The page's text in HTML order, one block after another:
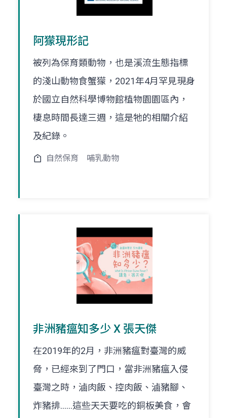
阿獴現形記
被列為保育類動物，也是溪流生態指標
的淺山動物食蟹獴，2021年4月罕見現身
於國立自然科學博物館植物園園區內，
棲息時間長達三週，這是牠的相關介紹
及紀錄。
自然保育 哺乳動物
非洲豬瘟知多少 X 張天傑
在2019年的2月，非洲豬瘟對臺灣的威
脅，已經來到了門口，當非洲豬瘟入侵
臺灣之時，滷肉飯、控肉飯、滷豬腳、
炸豬排……這些天天要吃的銅板美食，會